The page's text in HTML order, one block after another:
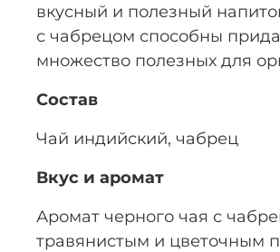
вкусный и полезный
с чабрецом способны
множество полезных для
Состав
Чай индийский, чабрец
Вкус и аромат
Аромат черного чая с
травянистым и цветочным